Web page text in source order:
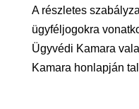
A részletes
ügyféljogokra
Ügyvédi Kamara
Kamara honlapján